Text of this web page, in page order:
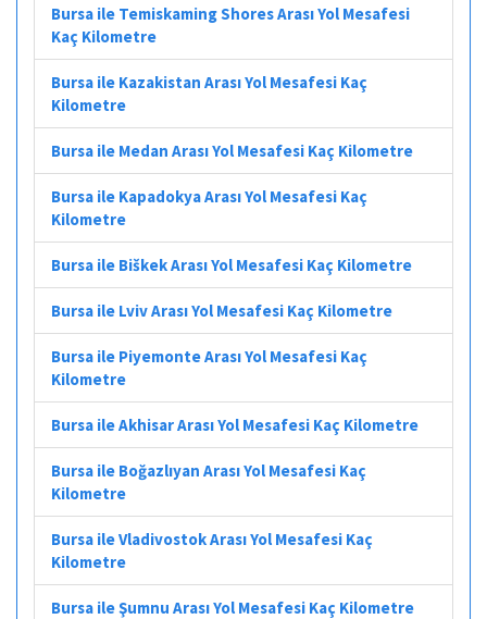
Bursa ile Temiskaming Shores Arası Yol Mesafesi
Kaç Kilometre
Bursa ile Kazakistan Arası Yol Mesafesi Kaç
Kilometre
Bursa ile Medan Arası Yol Mesafesi Kaç Kilometre
Bursa ile Kapadokya Arası Yol Mesafesi Kaç
Kilometre
Bursa ile Biškek Arası Yol Mesafesi Kaç Kilometre
Bursa ile Lviv Arası Yol Mesafesi Kaç Kilometre
Bursa ile Piyemonte Arası Yol Mesafesi Kaç
Kilometre
Bursa ile Akhisar Arası Yol Mesafesi Kaç Kilometre
Bursa ile Boğazlıyan Arası Yol Mesafesi Kaç
Kilometre
Bursa ile Vladivostok Arası Yol Mesafesi Kaç
Kilometre
Bursa ile Şumnu Arası Yol Mesafesi Kaç Kilometre